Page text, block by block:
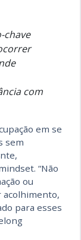
chave
com
em se
sem
“Não
ou
acolhimento,
para esses